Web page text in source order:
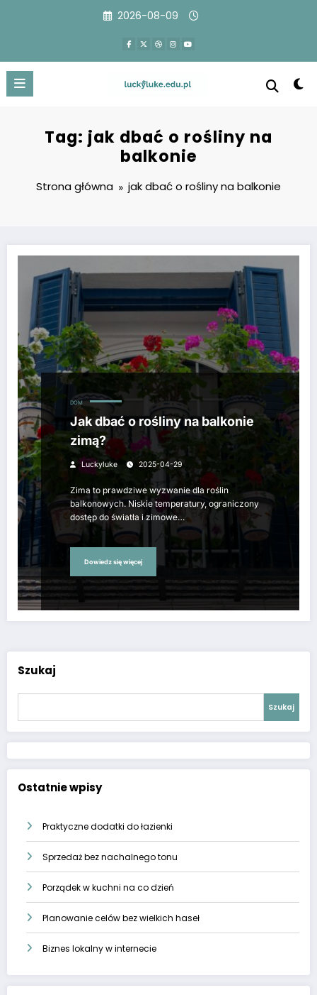
2026-08-09
Tag: jak dbać o rośliny na
balkonie
Strona główna jak dbać o rośliny na balkonie
DOM
Jak dbać o rośliny na balkonie
zimą?
Luckyluke 2025-04-29
Zima to prawdziwe wyzwanie dla roślin
balkonowych. Niskie temperatury, ograniczony
dostęp do światła i zimowe…
Dowiedz się więcej
Szukaj
Szukaj
Ostatnie wpisy
Praktyczne dodatki do łazienki
Sprzedaż bez nachalnego tonu
Porządek w kuchni na co dzień
Planowanie celów bez wielkich haseł
Biznes lokalny w internecie